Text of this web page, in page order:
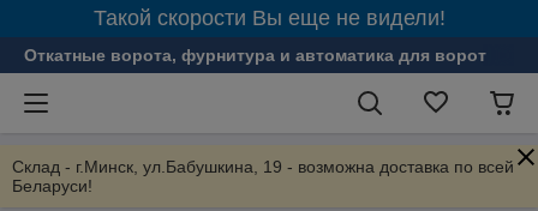
Такой скорости Вы еще не видели!
Откатные ворота, фурнитура и автоматика для ворот
Склад - г.Минск, ул.Бабушкина, 19 - возможна доставка по всей
Беларуси!